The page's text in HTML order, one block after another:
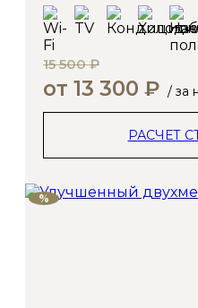
15 500 ₽
от 13 300 ₽ / за
РАСЧЕТ
%